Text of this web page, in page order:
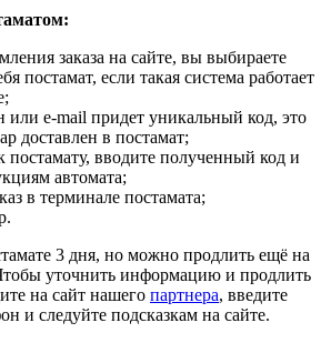
заказа на сайте, вы выбираете
постамат, если такая система работает
или e-mail придет уникальный код, это
доставлен в постамат;
постамату, вводите полученный код и
автомата;
в терминале постамата;
3 дня, но можно продлить ещё на
уточнить информацию и продлить
на сайт нашего партнера, введите
и следуйте подсказкам на сайте.